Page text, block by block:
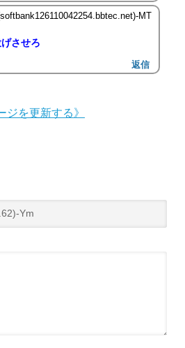
MT
させろ
返信
ジを更新する》